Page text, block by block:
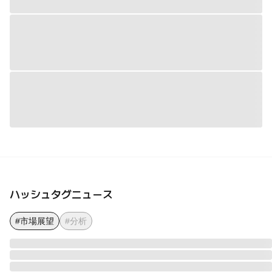
ハッシュタグニュース
#市場展望 #分析